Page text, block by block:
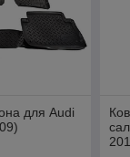
для Audi